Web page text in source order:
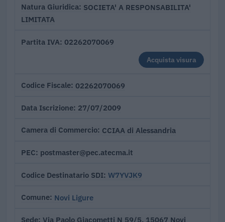
Natura Giuridica SOCIETA' A RESPONSABILITA'
LIMITATA
Partita IVA 02262070069
Acquista visura
Codice Fiscale 02262070069
Data Iscrizione 27/07/2009
Camera di Commercio CCIAA di Alessandria
PEC postmaster@pec.atecma.it
Codice Destinatario SDI W7YVJK9
Comune Novi Ligure
Sede Via Paolo Giacometti N 59/5, 15067 Novi